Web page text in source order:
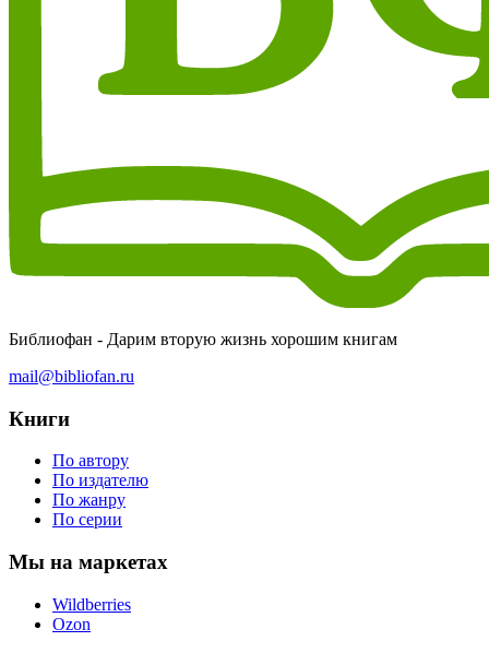
Библиофан - Дарим вторую жизнь хорошим книгам
mail@bibliofan.ru
Книги
По автору
По издателю
По жанру
По серии
Мы на маркетах
Wildberries
Ozon